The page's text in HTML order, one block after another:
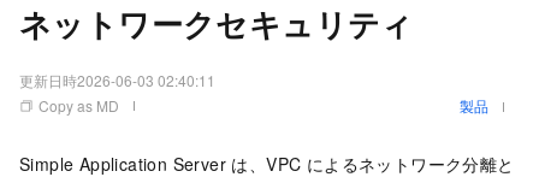
ネットワークセキュリティ
更新日時2026-06-03 02:40:11
Copy as MD
製品
Simple Application Server は、VPC によるネットワーク分離と